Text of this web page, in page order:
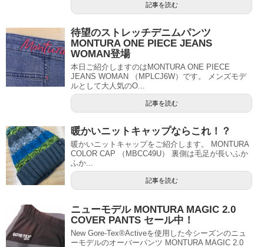
記事を読む
待望のストレッチデニムパンツ
MONTURA ONE PIECE JEANS
WOMAN登場
本日ご紹介しますのはMONTURA ONE PIECE
JEANS WOMAN （MPLCJ6W）です。 メンズモデ
ルとして大人気のO...
記事を読む
暖かいニットキャップならこれ！？
暖かいニットキャップをご紹介します。 MONTURA
COLOR CAP （MBCC49U） 裏側は毛足が長いふか
ふか...
記事を読む
ニューモデル MONTURA MAGIC 2.0
COVER PANTS セール中！
New Gore-Tex®Activeを使用した今シーズンのニュ
ーモデルのオーバーパンツ MONTURA MAGIC 2.0